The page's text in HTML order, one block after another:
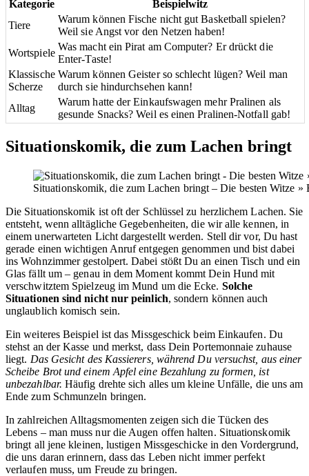
Kategorie
Beispielwitz
Tiere
Warum können Fische nicht gut Basketball spielen?
Weil sie Angst vor den Netzen haben!
Wortspiele
Was macht ein Pirat am Computer? Er drückt die
Enter-Taste!
Klassische
Scherze
Warum können Geister so schlecht lügen? Weil man
durch sie hindurchsehen kann!
Alltag
Warum hatte der Einkaufswagen mehr Pralinen als
gesunde Snacks? Weil es einen Pralinen-Notfall gab!
Situationskomik, die zum Lachen bringt
Situationskomik, die zum Lachen bringt – Die besten Witze
Die Situationskomik ist oft der Schlüssel zu herzlichem Lachen. Sie
entsteht, wenn alltägliche Gegebenheiten, die wir alle kennen, in
einem unerwarteten Licht dargestellt werden. Stell dir vor, Du hast
gerade einen wichtigen Anruf entgegen genommen und bist dabei
ins Wohnzimmer gestolpert. Dabei stößt Du an einen Tisch und ein
Glas fällt um – genau in dem Moment kommt Dein Hund mit
verschwitztem Spielzeug im Mund um die Ecke. Solche
Situationen sind nicht nur peinlich, sondern können auch
unglaublich komisch sein.
Ein weiteres Beispiel ist das Missgeschick beim Einkaufen. Du
stehst an der Kasse und merkst, dass Dein Portemonnaie zuhause
liegt. Das Gesicht des Kassierers, während Du versuchst, aus einer
Scheibe Brot und einem Apfel eine Bezahlung zu formen, ist
unbezahlbar. Häufig drehte sich alles um kleine Unfälle, die uns am
Ende zum Schmunzeln bringen.
In zahlreichen Alltagsmomenten zeigen sich die Tücken des
Lebens – man muss nur die Augen offen halten. Situationskomik
bringt all jene kleinen, lustigen Missgeschicke in den Vordergrund,
die uns daran erinnern, dass das Leben nicht immer perfekt
verlaufen muss, um Freude zu bringen.